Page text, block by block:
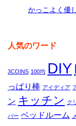
かっこよく優
人気のワード
3COINS 100均 DIY
っぱり棒 アイディア
ン キッチン ク
バー ベッドルーム